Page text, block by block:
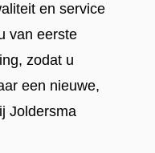
en service
van eerste
zodat u
een nieuwe,
Joldersma